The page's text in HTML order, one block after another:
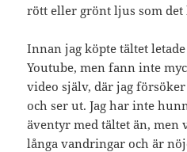
rött eller grönt ljus som
Innan jag köpte tältet
Youtube, men fann inte
video själv, där jag
och ser ut. Jag har inte
äventyr med tältet än, men
långa vandringar och är